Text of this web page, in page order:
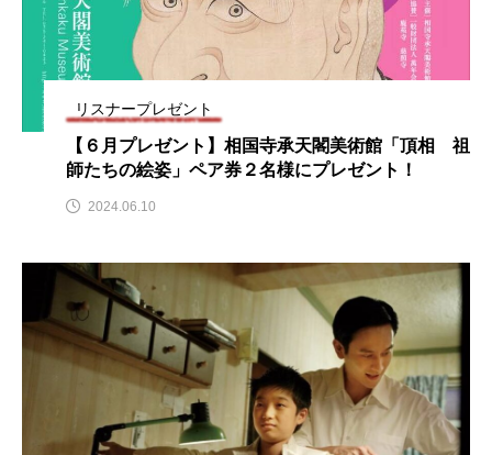
MOCOコレクション オムニバス
ROKKO森の音ミュージアム Rooting Aroma
SAKDAC HARMO
SDGs・タイプスマート農業推進プロジェクト関西学院
AgriNOVA
SIKIガーデン Autumn Season
Singing with a smile snowwhite
リスナープレゼント
【６月プレゼント】相国寺承天閣美術館「頂相 祖
師たちの絵姿」ペア券２名様にプレゼント！
2024.06.10